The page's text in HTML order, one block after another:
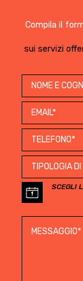
Compila il
sui servizi
SCEGLI